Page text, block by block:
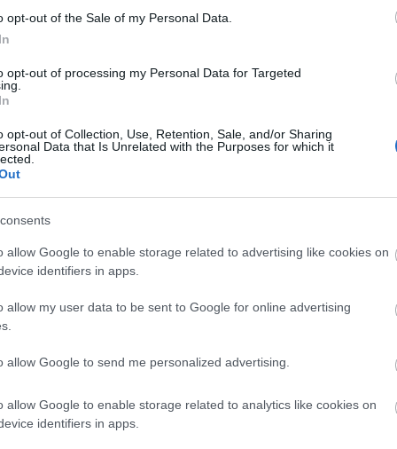
opt-out of the Sale of my Personal Data.
opt-out of processing my Personal Data for Targeted
opt-out of Collection, Use, Retention, Sale, and/or Sharing
Data that Is Unrelated with the Purposes for which it
allow Google to enable storage related to advertising like cookies on
identifiers in apps.
allow my user data to be sent to Google for online advertising
allow Google to send me personalized advertising.
allow Google to enable storage related to analytics like cookies on
identifiers in apps.
και την
λεγόμενες μετοχές Magnificent 7.
θα μπορούσε νααντλήσει έως και 75
στη Wall Street, επισκιζάοντας τη